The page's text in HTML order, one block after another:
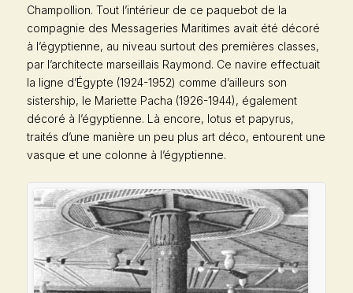
Champollion. Tout l’intérieur de ce paquebot de la
compagnie des Messageries Maritimes avait été décoré
à l’égyptienne, au niveau surtout des premières classes,
par l’architecte marseillais Raymond. Ce navire effectuait
la ligne d’Égypte (1924-1952) comme d’ailleurs son
sistership, le Mariette Pacha (1926-1944), également
décoré à l’égyptienne. Là encore, lotus et papyrus,
traités d’une manière un peu plus art déco, entourent une
vasque et une colonne à l’égyptienne.